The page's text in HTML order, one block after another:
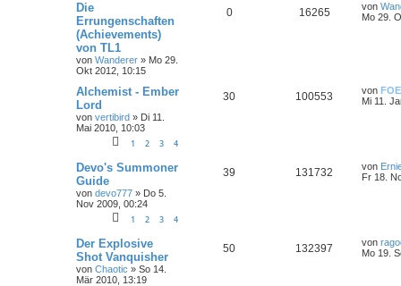
Die
Errungenschaften
(Achievements)
von TL1
von Wanderer » Mo 29.
Okt 2012, 10:15
0 16265 von
Mo 29.
Alchemist - Ember
Lord
von vertibird » Di 11.
Mai 2010, 10:03
1 2 3 4
30 100553 von FOE
Mi 11.
Devo's Summoner
Guide
von devo777 » Do 5.
Nov 2009, 00:24
1 2 3 4
39 131732 von
Fr 18.
Der Explosive
Shot Vanquisher
von Chaotic » So 14.
Mär 2010, 13:19
50 132397 von
Mo 19.